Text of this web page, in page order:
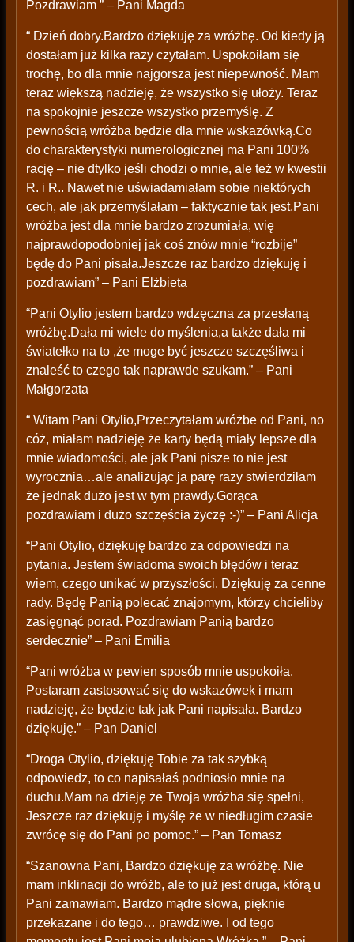
Pozdrawiam ” – Pani Magda
“ Dzień dobry.Bardzo dziękuję za wróżbę. Od kiedy ją
dostałam już kilka razy czytałam. Uspokoiłam się
trochę, bo dla mnie najgorsza jest niepewność. Mam
teraz większą nadzieję, że wszystko się ułoży. Teraz
na spokojnie jeszcze wszystko przemyślę. Z
pewnością wróżba będzie dla mnie wskazówką.Co
do charakterystyki numerologicznej ma Pani 100%
rację – nie dtylko jeśli chodzi o mnie, ale też w kwestii
R. i R.. Nawet nie uświadamiałam sobie niektórych
cech, ale jak przemyślałam – faktycznie tak jest.Pani
wróżba jest dla mnie bardzo zrozumiała, wię
najprawdopodobniej jak coś znów mnie “rozbije”
będę do Pani pisała.Jeszcze raz bardzo dziękuję i
pozdrawiam” – Pani Elżbieta
“Pani Otylio jestem bardzo wdzęczna za przesłaną
wróżbę.Dała mi wiele do myślenia,a także dała mi
światełko na to ,że moge być jeszcze szczęśliwa i
znaleść to czego tak naprawde szukam.” – Pani
Małgorzata
“ Witam Pani Otylio,Przeczytałam wróżbe od Pani, no
cóż, miałam nadzieję że karty będą miały lepsze dla
mnie wiadomości, ale jak Pani pisze to nie jest
wyrocznia…ale analizując ja parę razy stwierdziłam
że jednak dużo jest w tym prawdy.Gorąca
pozdrawiam i dużo szczęścia życzę :-)” – Pani Alicja
“Pani Otylio, dziękuję bardzo za odpowiedzi na
pytania. Jestem świadoma swoich błędów i teraz
wiem, czego unikać w przyszłości. Dziękuję za cenne
rady. Będę Panią polecać znajomym, którzy chcieliby
zasięgnąć porad. Pozdrawiam Panią bardzo
serdecznie” – Pani Emilia
“Pani wróżba w pewien sposób mnie uspokoiła.
Postaram zastosować się do wskazówek i mam
nadzieję, że będzie tak jak Pani napisała. Bardzo
dziękuję.” – Pan Daniel
“Droga Otylio, dziękuję Tobie za tak szybką
odpowiedz, to co napisałaś podniosło mnie na
duchu.Mam na dzieję że Twoja wróżba się spełni,
Jeszcze raz dziękuję i myślę że w niedługim czasie
zwrócę się do Pani po pomoc.” – Pan Tomasz
“Szanowna Pani, Bardzo dziękuję za wróżbę. Nie
mam inklinacji do wróżb, ale to już jest druga, którą u
Pani zamawiam. Bardzo mądre słowa, pięknie
przekazane i do tego… prawdziwe. I od tego